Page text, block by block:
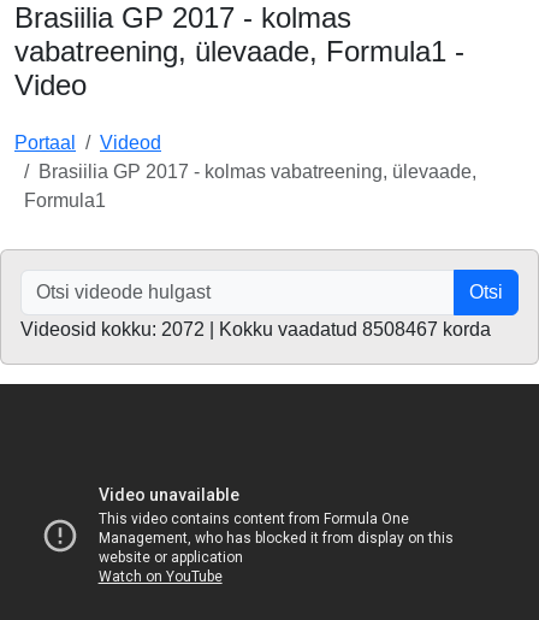
Brasiilia GP 2017 - kolmas
vabatreening, ülevaade, Formula1 -
Video
Portaal
Videod
Brasiilia GP 2017 - kolmas vabatreening, ülevaade,
Formula1
Otsi
Videosid kokku: 2072 | Kokku vaadatud 8508467 korda